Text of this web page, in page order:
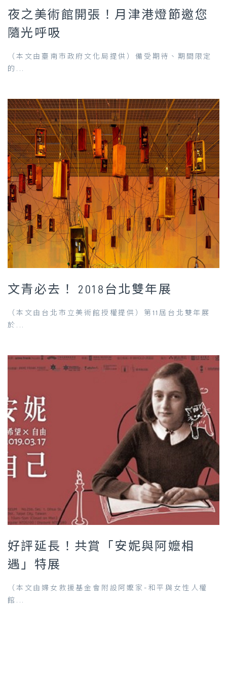
夜之美術館開張！月津港燈節邀您
隨光呼吸
（本文由臺南市政府文化局提供）備受期待、期間限定
的...
文青必去！ 2018台北雙年展
（本文由台北市立美術館授權提供）第11屆台北雙年展
於...
好評延長！共賞「安妮與阿嬤相
遇」特展
（本文由婦女救援基金會附設阿嬤家-和平與女性人權
館...